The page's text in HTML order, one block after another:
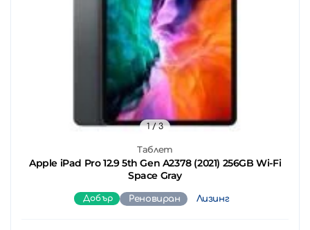
Таблет
Apple iPad Pro 12.9 5th Gen A2378 (2021) 256GB Wi-Fi
Space Gray
1/ 3
Добър Реновиран Лизинг